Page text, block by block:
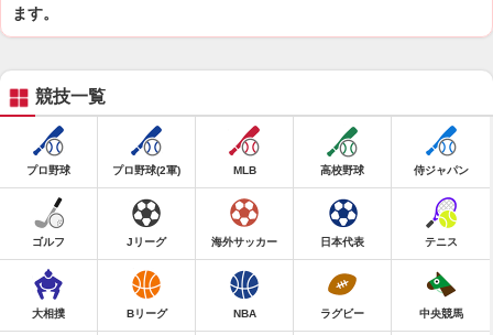
ます。
競技一覧
プロ野球 プロ野球(2軍) MLB 高校野球 侍ジャパン
ゴルフ Jリーグ 海外サッカー 日本代表 テニス
大相撲 Bリーグ NBA ラグビー 中央競馬